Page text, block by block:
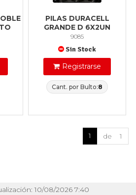
PILAS DURACELL
GRANDE D 6X2UN
9085
Sin Stock
Registrarse
Cant. por Bulto:8
1 de 1
10/08/2026 7:40